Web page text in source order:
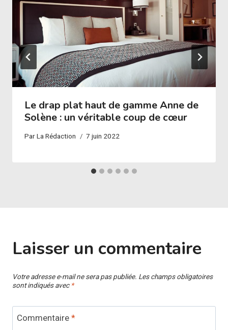
Le drap plat haut de gamme Anne de
Solène : un véritable coup de cœur
ParLa Rédaction 7 juin 2022
Laisser un commentaire
Votre adresse e-mail ne sera pas publiée. Les champs obligatoires
sont indiqués avec *
Commentaire *